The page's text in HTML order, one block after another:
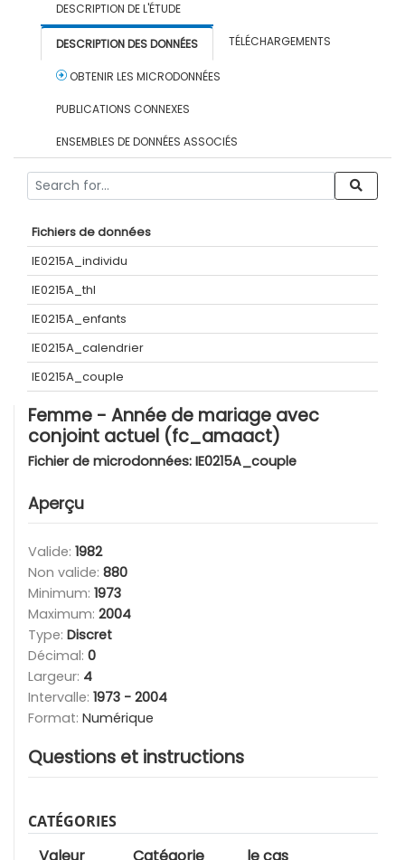
DESCRIPTION DE L'ÉTUDE
DESCRIPTION DES DONNÉES TÉLÉCHARGEMENTS
OBTENIR LES MICRODONNÉES
PUBLICATIONS CONNEXES
ENSEMBLES DE DONNÉES ASSOCIÉS
Fichiers de données
IE0215A_individu
IE0215A_thl
IE0215A_enfants
IE0215A_calendrier
IE0215A_couple
Femme - Année de mariage avec
conjoint actuel (fc_amaact)
Fichier de microdonnées: IE0215A_couple
Aperçu
Valide: 1982
Non valide: 880
Minimum: 1973
Maximum: 2004
Type: Discret
Décimal: 0
Largeur: 4
Intervalle: 1973 - 2004
Format: Numérique
Questions et instructions
CATÉGORIES